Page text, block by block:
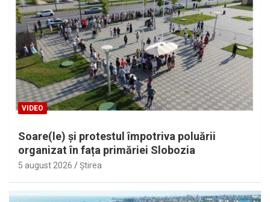
VIDEO
Soare(le) și protestul împotriva poluării
organizat în fața primăriei Slobozia
5 august 2026 Ştirea